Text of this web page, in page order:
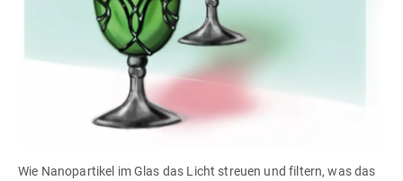
Wie Nanopartikel im Glas das Licht streuen und filtern, was das